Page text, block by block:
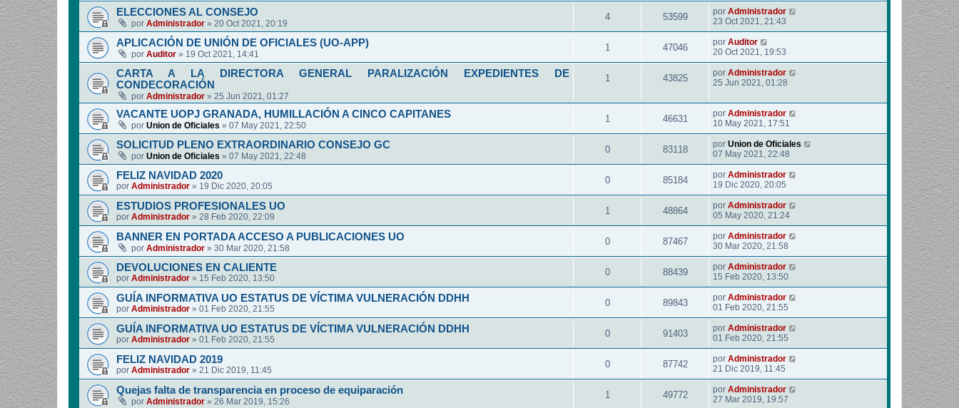
ELECCIONES AL CONSEJO
por Administrador » 20 Oct 2021, 20:19
4 53599 por Administrador
23 Oct 2021, 21:43
APLICACIÓN DE UNIÓN DE OFICIALES (UO-APP)
por Auditor » 19 Oct 2021, 14:41
1 47046 por Auditor
20 Oct 2021, 19:53
CARTA A LA DIRECTORA GENERAL PARALIZACIÓN EXPEDIENTES DE
CONDECORACIÓN
por Administrador » 25 Jun 2021, 01:27
1 43825 por Administrador
25 Jun 2021, 01:28
VACANTE UOPJ GRANADA, HUMILLACIÓN A CINCO CAPITANES
por Union de Oficiales » 07 May 2021, 22:50
1 46631 por Administrador
10 May 2021, 17:51
SOLICITUD PLENO EXTRAORDINARIO CONSEJO GC
por Union de Oficiales » 07 May 2021, 22:48
0 83118 por Union de Oficiales
07 May 2021, 22:48
FELIZ NAVIDAD 2020
por Administrador » 19 Dic 2020, 20:05
0 85184 por Administrador
19 Dic 2020, 20:05
ESTUDIOS PROFESIONALES UO
por Administrador » 28 Feb 2020, 22:09
1 48864 por Administrador
05 May 2020, 21:24
BANNER EN PORTADA ACCESO A PUBLICACIONES UO
por Administrador » 30 Mar 2020, 21:58
0 87467 por Administrador
30 Mar 2020, 21:58
DEVOLUCIONES EN CALIENTE
por Administrador » 15 Feb 2020, 13:50
0 88439 por Administrador
15 Feb 2020, 13:50
GUÍA INFORMATIVA UO ESTATUS DE VÍCTIMA VULNERACIÓN DDHH
por Administrador » 01 Feb 2020, 21:55
0 89843 por Administrador
01 Feb 2020, 21:55
GUÍA INFORMATIVA UO ESTATUS DE VÍCTIMA VULNERACIÓN DDHH
por Administrador » 01 Feb 2020, 21:55
0 91403 por Administrador
01 Feb 2020, 21:55
FELIZ NAVIDAD 2019
por Administrador » 21 Dic 2019, 11:45
0 87742 por Administrador
21 Dic 2019, 11:45
Quejas falta de transparencia en proceso de equiparación
por Administrador » 26 Mar 2019, 15:26
1 49772 por Administrador
27 Mar 2019, 19:57